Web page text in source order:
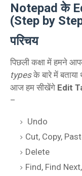
Notepad के
(Step by
परिचय
पिछली कक्षा में हमने
typesके बारे में बताया
आज हम सीखेंगे Edit
–
Undo
Cut, Copy,
Delete
Find, Find